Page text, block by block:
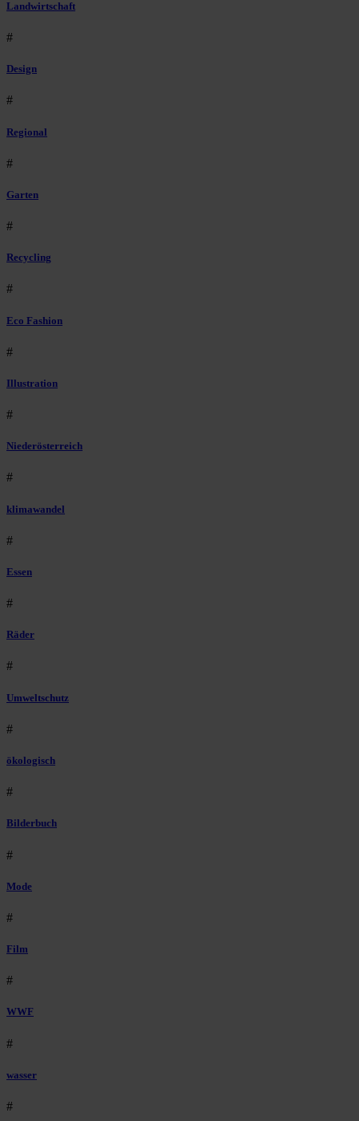
Landwirtschaft
#
Design
#
Regional
#
Garten
#
Recycling
#
Eco Fashion
#
Illustration
#
Niederösterreich
#
klimawandel
#
Essen
#
Räder
#
Umweltschutz
#
ökologisch
#
Bilderbuch
#
Mode
#
Film
#
WWF
#
wasser
#